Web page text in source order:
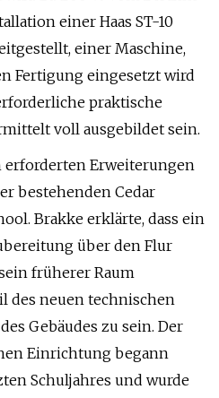
einer Haas ST-10
einer Maschine,
Fertigung eingesetzt wird
praktische
voll ausgebildet sein.
erforderten Erweiterungen
bestehenden Cedar
Brakke erklärte, dass ein
über den Flur
früherer Raum
des neuen technischen
Gebäudes zu sein. Der
Einrichtung begann
Schuljahres und wurde